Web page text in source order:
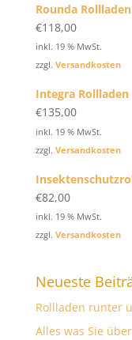
Rounda Rollladen
€118,00
inkl. 19 % MwSt.
zzgl. Versandkosten
Integra Rollladen
€135,00
inkl. 19 % MwSt.
zzgl. Versandkosten
€82,00
inkl. 19 % MwSt.
zzgl. Versandkosten
Neueste
Rollladen runter
Alles was Sie